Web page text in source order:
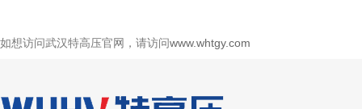
如想访问武汉特高压官网，请访问www.whtgy.com